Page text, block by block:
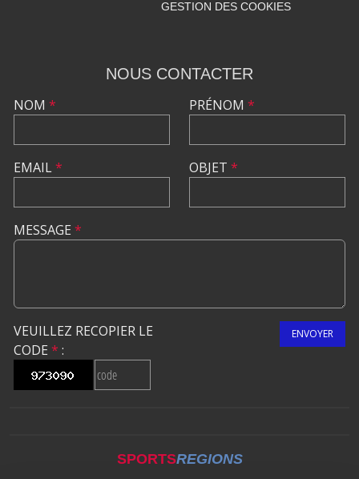
GESTION DES COOKIES
NOUS CONTACTER
NOM *
EMAIL*
PRÉNOM *
OBJET *
MESSAGE *
VEUILLEZ RECOPIER LE
CODE * :
ENVOYER
SPORTSREGIONS